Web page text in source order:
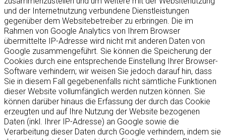
und der Internetnutzung verbundene Dienstleistungen
gegenüber dem Websitebetreiber zu erbringen. Die im
Rahmen von Google Analytics von Ihrem Browser
übermittelte IP-Adresse wird nicht mit anderen Daten von
Google zusammengeführt. Sie können die Speicherung der
Cookies durch eine entsprechende Einstellung Ihrer Browser-
Software verhindern; wir weisen Sie jedoch darauf hin, dass
Sie in diesem Fall gegebenenfalls nicht sämtliche Funktionen
dieser Website vollumfänglich werden nutzen können. Sie
können darüber hinaus die Erfassung der durch das Cookie
erzeugten und auf Ihre Nutzung der Website bezogenen
Daten (inkl. Ihrer IP-Adresse) an Google sowie die
Verarbeitung dieser Daten durch Google verhindern, indem sie